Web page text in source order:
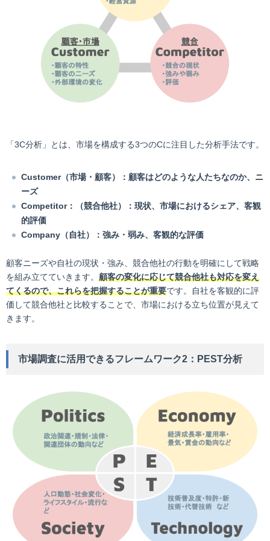
「3C分析」とは、市場を構成する3つのCに注目した分析手法です。
Customer（市場・顧客）：顧客はどのような人たちなのか、ニ
ーズ
Competitor：（競合他社）：現状、市場におけるシェア、客観
的評価
Company（自社）：強み・弱み、客観的な評価
顧客ニーズや自社の現状・強み、競合他社の行動を明確にして戦略
を組み立てていきます。 顧客の変化に応じて競合他社も対応を変え
てくるので、これらを把握することが重要です。自社を客観的に評
価して競合他社と比較することで、市場における立ち位置が見えて
きます。
市場調査に活用できるフレームワーク2：PEST分析